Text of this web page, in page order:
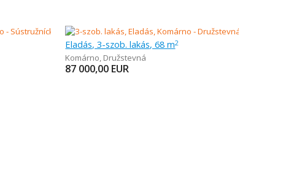
Eladás, 3-szob. lakás, 68 m2
Komárno, Družstevná
87 000,00 EUR